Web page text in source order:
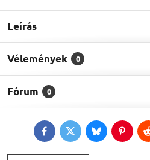
Leírás
Vélemények 0
Fórum 0
FacebookTwitterBluesky